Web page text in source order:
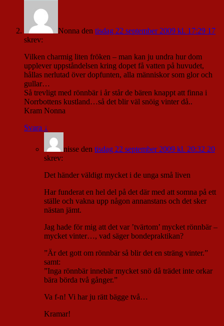
Nonna den tisdag 22 september 2009 kl. 17:29 17
skrev:
Vilken charmig liten fröken – man kan ju undra hur dom
upplever uppståndelsen kring dopet få vatten på huvudet,
hållas nerlutad över dopfunten, alla människor som glor och
gullar…
Så trevligt med rönnbär i år står de bären knappt att finna i
Norrbottens kustland…så det blir väl snöig vinter då..
Kram Nonna
Svara ↓
nisse den tisdag 22 september 2009 kl. 20:32 20
skrev:
Det händer väldigt mycket i de unga små liven
Har funderat en hel del på det där med att somna på ett
ställe och vakna upp någon annanstans och det sker
nästan jämt.
Jag hade för mig att det var ’tvärtom’ mycket rönnbär –
mycket vinter…, vad säger bondepraktikan?
”Är det gott om rönnbär så blir det en sträng vinter.”
samt:
”Inga rönnbär innebär mycket snö då trädet inte orkar
bära börda två gånger.”
Va f-n! Vi har ju rätt bägge två…
Kramar!